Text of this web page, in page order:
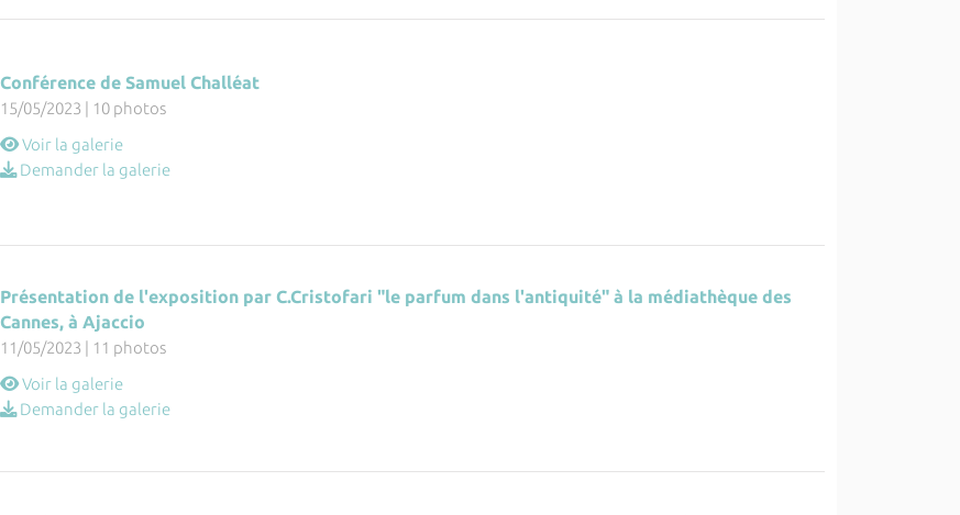
Conférence de Samuel Challéat
15/05/2023 | 10 photos
Voir la galerie
Demander la galerie
Présentation de l'exposition par C.Cristofari "le parfum dans l'antiquité" à la médiathèque des
Cannes, à Ajaccio
11/05/2023 | 11 photos
Voir la galerie
Demander la galerie